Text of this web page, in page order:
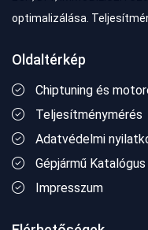
optimalizálása.
Oldaltérkép
Chiptuning és
Teljesítménymérés
Adatvédelmi
Gépjármű Katalógus
Impresszum